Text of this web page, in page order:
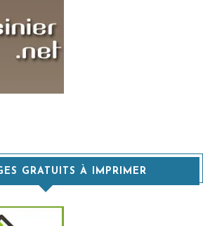
GRATUITS À IMPRIMER